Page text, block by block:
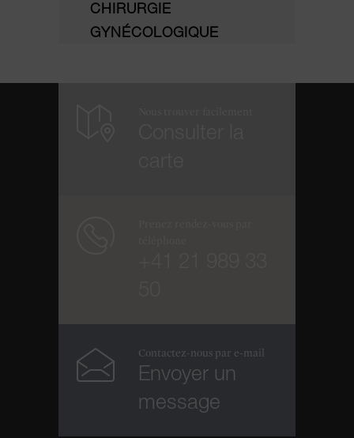
CHIRURGIE
GYNÉCOLOGIQUE
Contactez-nous par e-mail
Envoyer un
message